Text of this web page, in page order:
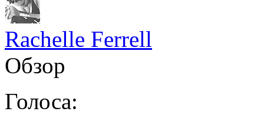
Rachelle Ferrell
Обзор
Голоса: